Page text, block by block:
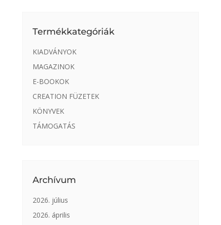
Termékkategóriák
KIADVÁNYOK
MAGAZINOK
E-BOOKOK
CREATION FÜZETEK
KÖNYVEK
TÁMOGATÁS
Archívum
2026. július
2026. április